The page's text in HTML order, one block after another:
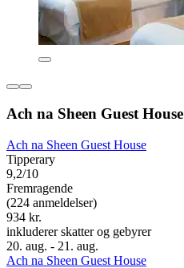
Ach na Sheen Guest House
Ach na Sheen Guest House
Tipperary
9,2/10
Fremragende
(224 anmeldelser)
934 kr.
inkluderer skatter og gebyrer
20. aug. - 21. aug.
Ach na Sheen Guest House